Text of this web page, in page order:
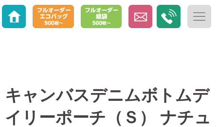
キャンバスデニムボトムデ
イリーポーチ（Ｓ） ナチュ